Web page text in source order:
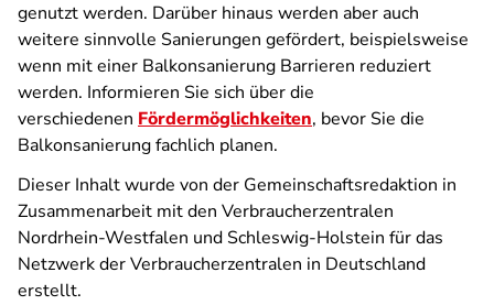
genutzt werden. Darüber hinaus werden aber auch
weitere sinnvolle Sanierungen gefördert, beispielsweise
wenn mit einer Balkonsanierung Barrieren reduziert
werden. Informieren Sie sich über die
verschiedenen Fördermöglichkeiten, bevor Sie die
Balkonsanierung fachlich planen.
Dieser Inhalt wurde von der Gemeinschaftsredaktion in
Zusammenarbeit mit den Verbraucherzentralen
Nordrhein-Westfalen und Schleswig-Holstein für das
Netzwerk der Verbraucherzentralen in Deutschland
erstellt.